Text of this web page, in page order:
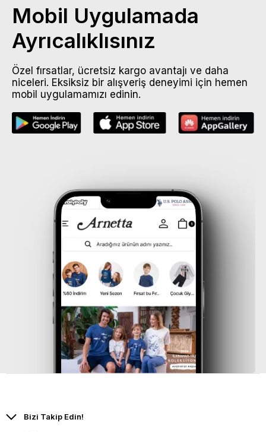
Mobil Uygulamada
Ayrıcalıklısınız
Özel fırsatlar, ücretsiz kargo avantajı ve daha
niceleri. Eksiksiz bir alışveriş deneyimi için hemen
mobil uygulamamızı edinin.
Bizi Takip Edin!